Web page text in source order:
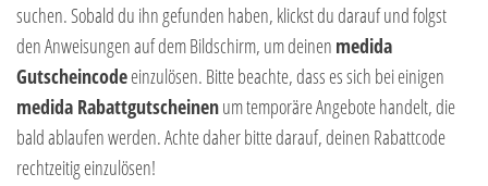
suchen. Sobald du ihn gefunden haben, klickst du darauf und folgst
den Anweisungen auf dem Bildschirm, um deinen medida
Gutscheincodeeinzulösen. Bitte beachte, dass es sich bei einigen
medida Rabattgutscheinenum temporäre Angebote handelt, die
bald ablaufen werden. Achte daher bitte darauf, deinen Rabattcode
rechtzeitig einzulösen!